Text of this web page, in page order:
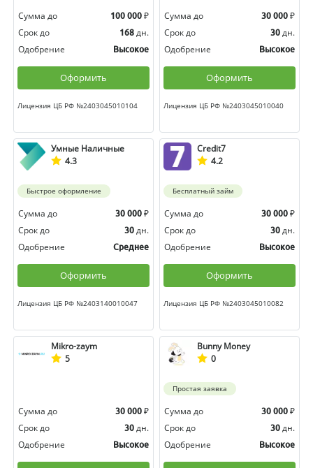
Сумма до 100 000 ₽
Срок до
168 дн.
Одобрение
Высокое
Оформить
Лицензия ЦБ РФ №2403045010104
Сумма до 30 000 ₽
Срок до
30 дн.
Одобрение
Высокое
Оформить
Лицензия ЦБ РФ №2403045010040
Умные Наличные
4.3
Быстрое оформление
Сумма до 30 000 ₽
Срок до
30 дн.
Одобрение
Среднее
Оформить
Лицензия ЦБ РФ №2403140010047
Credit7
4.2
Бесплатный займ
Сумма до 30 000 ₽
Срок до
30 дн.
Одобрение
Высокое
Оформить
Лицензия ЦБ РФ №2403045010082
Mikro-zaym
5
Сумма до 30 000 ₽
Срок до
30 дн.
Одобрение
Высокое
Bunny Money
0
Простая заявка
Сумма до 30 000 ₽
Срок до
30 дн.
Одобрение
Высокое